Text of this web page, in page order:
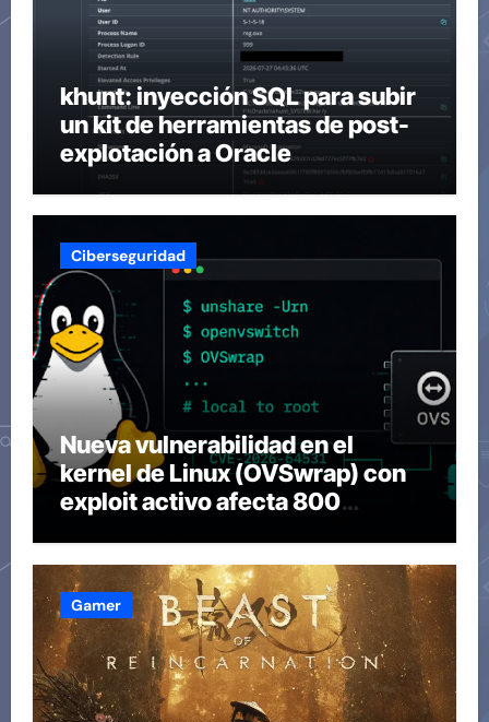
khunt: inyección SQL para subir
un kit de herramientas de post-
explotación a Oracle
Ciberseguridad
Nueva vulnerabilidad en el
kernel de Linux (OVSwrap) con
exploit activo afecta 800
Gamer